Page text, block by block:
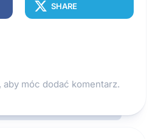
SHARE
, aby móc dodać komentarz.